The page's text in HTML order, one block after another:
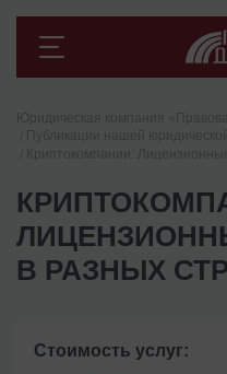
В РАЗНЫХ
Стоимость услуг: